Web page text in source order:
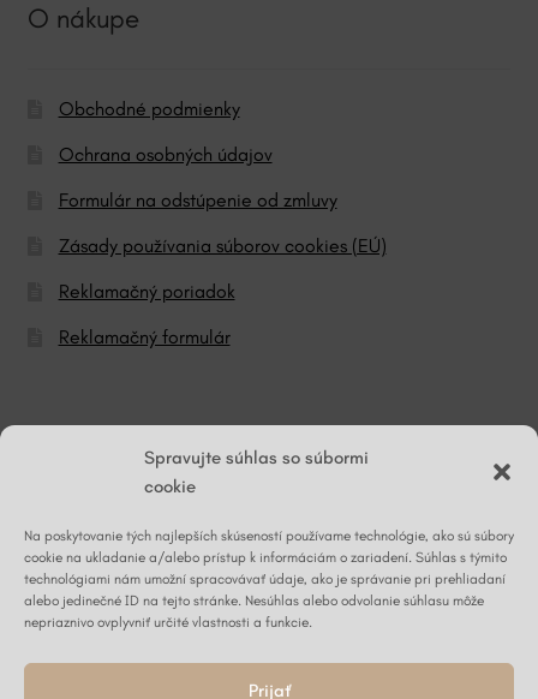
Spravujte súhlas so súbormi
cookie
Na poskytovanie tých najlepších skúseností používame technológie, ako sú súbory
cookie na ukladanie a/alebo prístup k informáciám o zariadení. Súhlas s týmito
technológiami nám umožní spracovávať údaje, ako je správanie pri prehliadaní
alebo jedinečné ID na tejto stránke. Nesúhlas alebo odvolanie súhlasu môže
nepriaznivo ovplyvniť určité vlastnosti a funkcie.
Prijať
O nákupe
Obchodné podmienky
Ochrana osobných údajov
Formulár na odstúpenie od zmluvy
Zásady používania súborov cookies (EÚ)
Reklamačný poriadok
Reklamačný formulár
Napíšte nám